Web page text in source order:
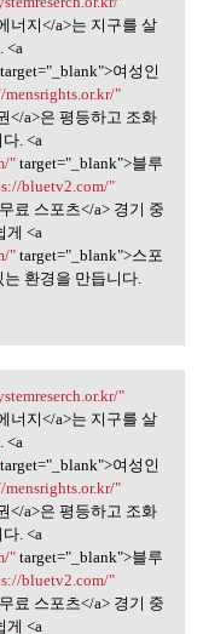
너지</a>는 지구를 살
<a
여성인
"
</a>은 평등하고 조화
. <a
"target="_blank">블루
bluetv2.com/"
료 스포츠</a> 경기 중
게 <a
"target="_blank">스포
환경을 만듭니다.
"
너지</a>는 지구를 살
<a
여성인
"
</a>은 평등하고 조화
. <a
"target="_blank">블루
bluetv2.com/"
료 스포츠</a> 경기 중
게 <a